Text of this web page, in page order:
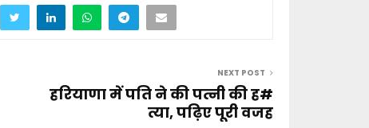
NEXT POST
हरियाणा में पति ने की पत्नी की ह#
त्या, पढ़िए पूरी वजह